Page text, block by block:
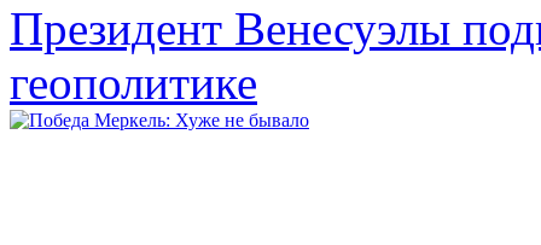
Президент Венесуэлы
геополитике